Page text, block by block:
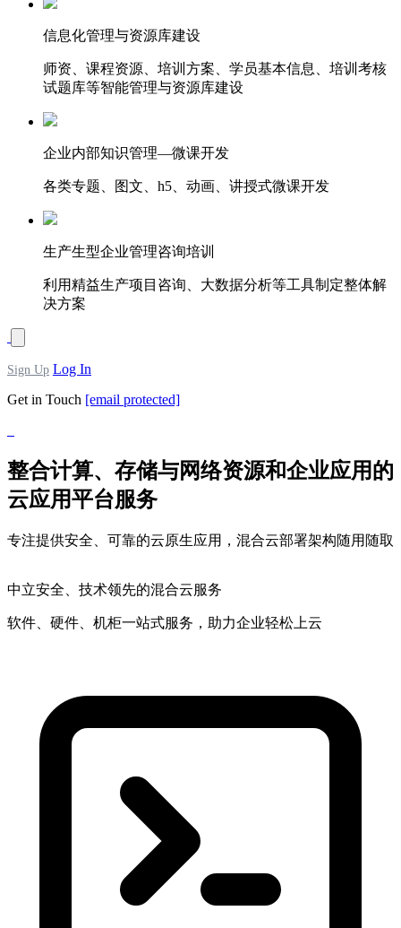
信息化管理与资源库建设
师资、课程资源、培训方案、学员基本信息、培训考核
试题库等智能管理与资源库建设
企业内部知识管理—微课开发
各类专题、图文、h5、动画、讲授式微课开发
生产生型企业管理咨询培训
利用精益生产项目咨询、大数据分析等工具制定整体解
决方案
Sign Up Log In
Get in Touch [email protected]
整合计算、存储与网络资源和企业应用的
云应用平台服务
专注提供安全、可靠的云原生应用，混合云部署架构随用随取
中立安全 、技术领先的混合云服务
软件、硬件、机柜一站式服务，助力企业轻松上云